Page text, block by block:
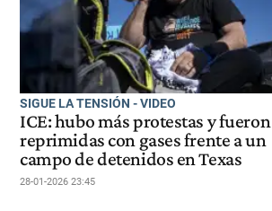
SIGUE LA TENSIÓN - VIDEO
ICE: hubo más protestas y fueron
reprimidas con gases frente a un
campo de detenidos en Texas
28-01-2026 23:45